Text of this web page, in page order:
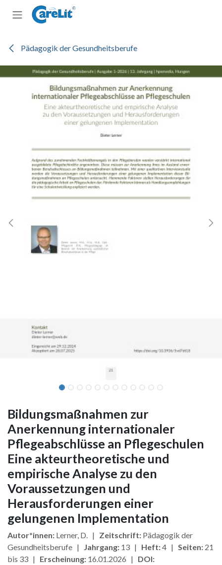
Zum Inhalt springen
Pädagogik der Gesundheitsberufe
Bildungsmaßnahmen zur
Anerkennung internationaler
Pflegeabschlüsse an Pflegeschulen
Eine akteurtheoretische und
empirische Analyse zu den
Voraussetzungen und
Herausforderungen einer
gelungenen Implementation
Autor*innen: Lerner, D. | Zeitschrift: Pädagogik der
Gesundheitsberufe |
Jahrgang: 13 | Heft:4 | Seiten: 21
bis 33 | Erscheinung: 16.01.2026 | DOI: